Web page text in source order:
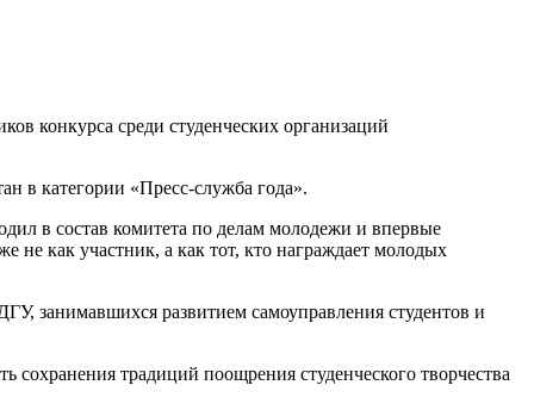
конкурса среди студенческих организаций
в категории «Пресс-служба года».
в состав комитета по делам молодежи и впервые
не как участник, а как тот, кто награждает молодых
занимавшихся развитием самоуправления студентов и
традиций поощрения студенческого творчества